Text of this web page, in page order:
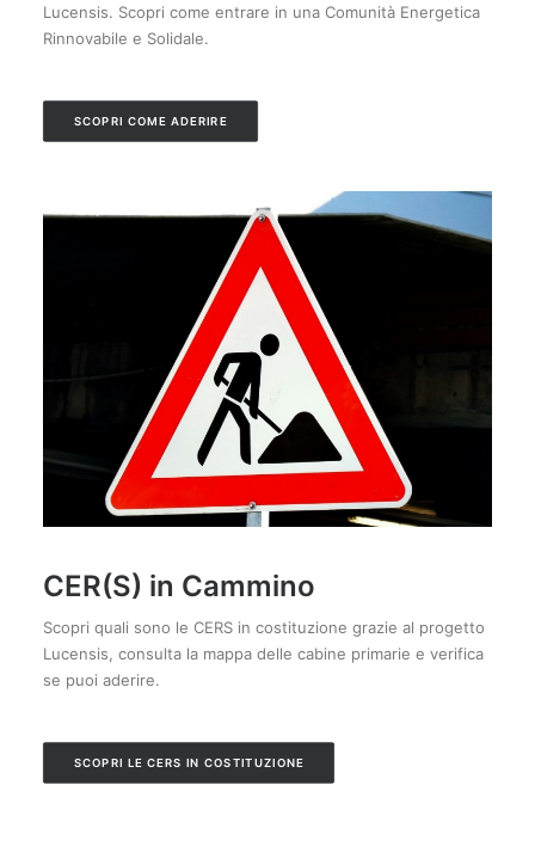
Lucensis. Scopri come entrare in una Comunità Energetica
Rinnovabile e Solidale.
SCOPRI COME ADERIRE
CER(S) in Cammino
Scopri quali sono le CERS in costituzione grazie al progetto
Lucensis, consulta la mappa delle cabine primarie e verifica
se puoi aderire.
SCOPRI LE CERS IN COSTITUZIONE